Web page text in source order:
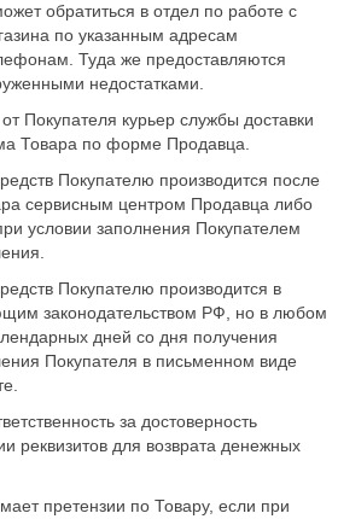
обратиться в отдел по работе с
по указанным адресам
Туда же предоставляются
недостатками.
Покупателя курьер службы доставки
Товара по форме Продавца.
Покупателю производится после
сервисным центром Продавца либо
условии заполнения Покупателем
Покупателю производится в
законодательством РФ, но в любом
дней со дня получения
Покупателя в письменном виде
за достоверность
реквизитов для возврата денежных
претензии по Товару, если при